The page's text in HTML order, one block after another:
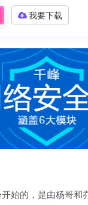
我要下载
始的，是由杨哥和